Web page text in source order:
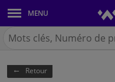
MENU
Carrosserie & tôles
Feux & ampoules
Freinage
Chercher
Winparts.be
Retour